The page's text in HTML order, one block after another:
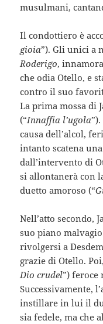
musulmani,
Il condottiero è
gioia”). Gli unici a
Roderigo,
che odia Otello, e
contro il suo
La prima mossa di
(“Innaffia l’ugola
causa dell’alcol,
intanto scatena
dall’intervento di
si allontanerà con
duetto amoroso (“
Nell’atto secondo,
suo piano
rivolgersi a
grazie di Otello.
Dio crudel”) feroce
Successivamente,
instillare in lui il
sia fedele, ma che